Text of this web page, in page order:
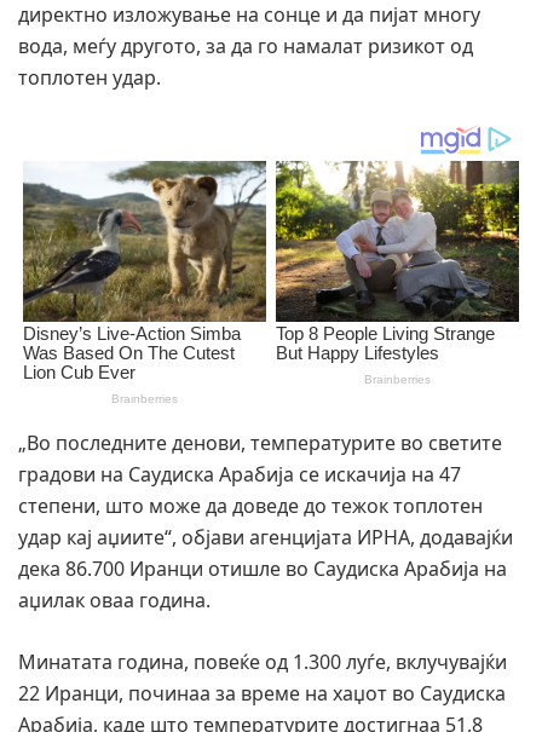
директно изложување на сонце и да пијат многу
вода, меѓу другото, за да го намалат ризикот од
топлотен удар.
„Во последните денови, температурите во светите
градови на Саудиска Арабија се искачија на 47
степени, што може да доведе до тежок топлотен
удар кај аџиите“, објави агенцијата ИРНА, додавајќи
дека 86.700 Иранци отишле во Саудиска Арабија на
аџилак оваа година.
Минатата година, повеќе од 1.300 луѓе, вклучувајќи
22 Иранци, починаа за време на хаџот во Саудиска
Арабија, каде што температурите достигнаа 51,8